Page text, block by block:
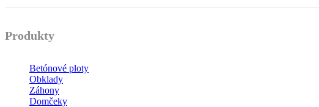
Produkty
Betónové ploty
Obklady
Záhony
Domčeky